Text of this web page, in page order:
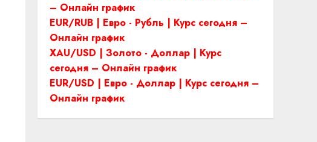
– Онлайн график
EUR/RUB | Евро - Рубль | Курс сегодня –
Онлайн график
XAU/USD | Золото - Доллар | Курс
сегодня – Онлайн график
EUR/USD | Евро - Доллар | Курс сегодня –
Онлайн график